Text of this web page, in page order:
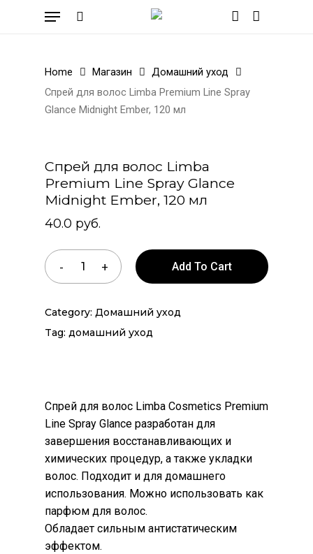
Menu
Home Магазин
Домашний уход
Спрей для волос Limba Premium Line Spray
Glance Midnight Ember, 120 мл
Спрей для волос Limba
Premium Line Spray Glance
Midnight Ember, 120 мл
40.0 руб.
Add To Cart
Category: Домашний уход
Tag: домашний уход
Спрей для волос Limba Cosmetics Premium
Line Spray Glance разработан для
завершения восстанавливающих и
химических процедур, а также укладки
волос. Подходит и для домашнего
использования. Можно использовать как
парфюм для волос.
Обладает сильным антистатическим
эффектом.